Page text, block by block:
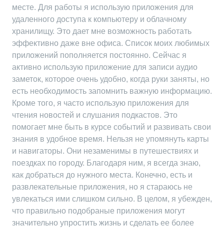
месте. Для работы я использую приложения для
удаленного доступа к компьютеру и облачному
хранилищу. Это дает мне возможность работать
эффективно даже вне офиса. Список моих любимых
приложений пополняется постоянно. Сейчас я
активно использую приложение для записи аудио
заметок, которое очень удобно, когда руки заняты, но
есть необходимость запомнить важную информацию.
Кроме того, я часто использую приложения для
чтения новостей и слушания подкастов. Это
помогает мне быть в курсе событий и развивать свои
знания в удобное время. Нельзя не упомянуть карты
и навигаторы. Они незаменимы в путешествиях и
поездках по городу. Благодаря ним, я всегда знаю,
как добраться до нужного места. Конечно, есть и
развлекательные приложения, но я стараюсь не
увлекаться ими слишком сильно. В целом, я убежден,
что правильно подобраные приложения могут
значительно упростить жизнь и сделать ее более